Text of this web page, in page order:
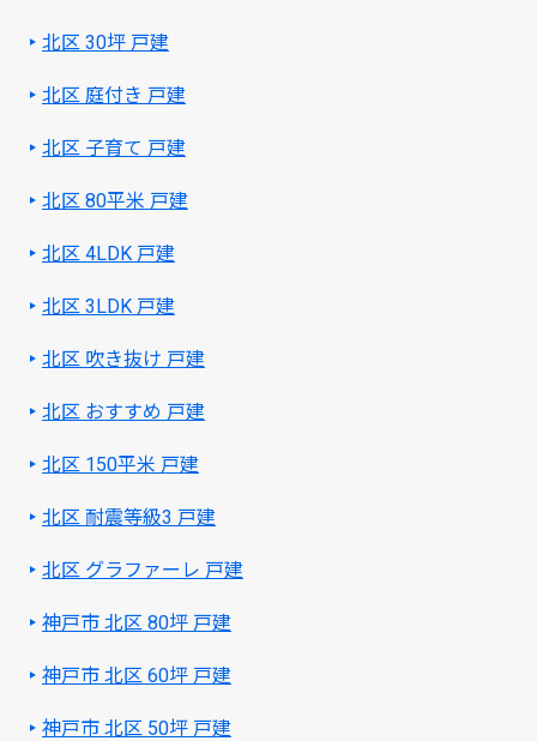
北区 30坪 戸建
北区 庭付き 戸建
北区 子育て 戸建
北区 80平米 戸建
北区 4LDK 戸建
北区 3LDK 戸建
北区 吹き抜け 戸建
北区 おすすめ 戸建
北区 150平米 戸建
北区 耐震等級3 戸建
北区 グラファーレ 戸建
神戸市 北区 80坪 戸建
神戸市 北区 60坪 戸建
神戸市 北区 50坪 戸建